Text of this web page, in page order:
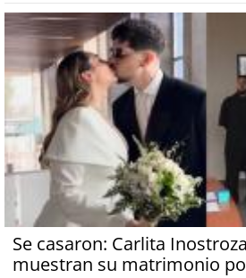
Se casaron: Carlita
muestran su matrimonio